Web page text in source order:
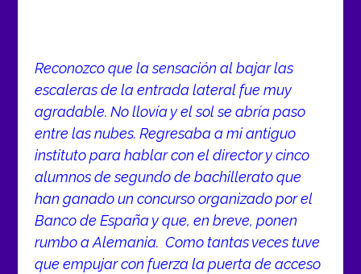
Reconozco que la sensación al bajar las
escaleras de la entrada lateral fue muy
agradable. No llovía y el sol se abría paso
entre las nubes. Regresaba a mi antiguo
instituto para hablar con el director y cinco
alumnos de segundo de bachillerato que
han ganado un concurso organizado por el
Banco de España y que, en breve, ponen
rumbo a Alemania. Como tantas veces tuve
que empujar con fuerza la puerta de acceso